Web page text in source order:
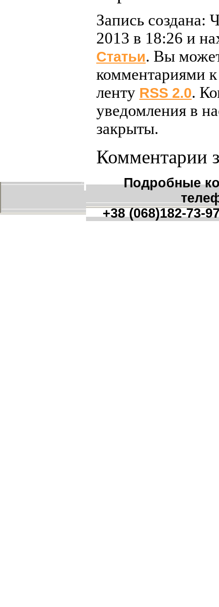
Запись создана:
2013 в 18:26 и
Статьи. Вы
комментариями к
ленту RSS 2.0.
уведомления в
закрыты.
Комментарии
Подробные
+38 (068)182-73-